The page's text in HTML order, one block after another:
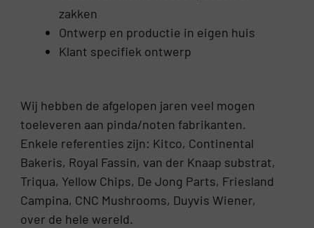
zakken
Ontwerp en productie in eigen huis
Klant specifiek ontwerp
Wij hebben de afgelopen jaren veel mogen
toeleveren aan pinda/noten fabrikanten.
Enkele referenties zijn: Kitco, Continental
Bakeris, Royal Fassin, van der Knaap substrat,
Triqua, Yellow Chips, De Jong Parts, Friesland
Campina, CNC Mushrooms, Duyvis Wiener,
over de hele wereld.